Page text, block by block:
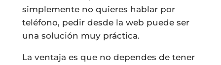
simplemente no quieres hablar por
teléfono, pedir desde la web puede ser
una solución muy práctica.
La ventaja es que no dependes de tener